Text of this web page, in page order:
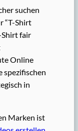
suchen
“T-Shirt
Shirt fair
Online
spezifischen
in
Marken ist